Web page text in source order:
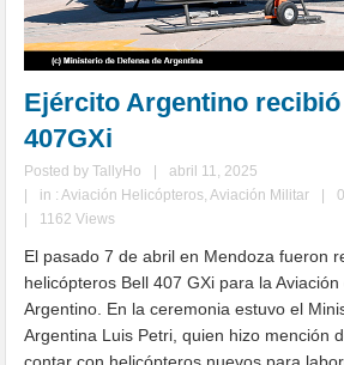
Ejército Argentino
407GXi
Posted byTallyHo
abril 11, 2025
in :Aviación Helicópteros,Aviación Militar
1162 Views
El pasado 7 de abril en Mendoza fueron
helicópteros Bell 407 GXi para la
Argentino. En la ceremonia estuvo el
Argentina Luis Petri, quien hizo mención